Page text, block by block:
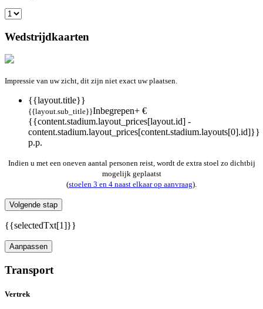
Wedstrijdkaarten
Impressie van uw zicht, dit zijn niet exact uw plaatsen.
{{layout.title}}
{{layout.sub_title}}Inbegrepen+ €
{{content.stadium.layout_prices[layout.id] -
content.stadium.layout_prices[content.stadium.layouts[0].id]}}
p.p.
Indien u met een oneven aantal personen reist, wordt de extra stoel zo dichtbij
mogelijk geplaatst
(stoelen 3 en 4 naast elkaar op aanvraag).
Volgende stap
{{selectedTxt[1]}}
Aanpassen
Transport
Vertrek